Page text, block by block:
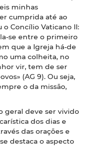
minhas
cumprida até ao
Concílio Vaticano II:
se entre o primeiro
que a Igreja há-de
uma colheita, no
vir, tem de ser
(AG 9). Ou seja,
o da missão,
geral deve ser vivido
dos dias e
das orações e
destaca o aspecto